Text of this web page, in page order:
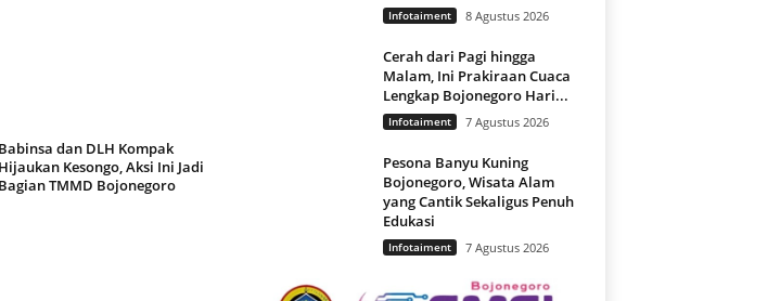
Babinsa dan DLH Kompak
Hijaukan Kesongo, Aksi Ini Jadi
Bagian TMMD Bojonegoro
Infotaiment 8 Agustus 2026
Cerah dari Pagi hingga
Malam, Ini Prakiraan Cuaca
Lengkap Bojonegoro Hari...
Infotaiment 7 Agustus 2026
Pesona Banyu Kuning
Bojonegoro, Wisata Alam
yang Cantik Sekaligus Penuh
Edukasi
Infotaiment 7 Agustus 2026